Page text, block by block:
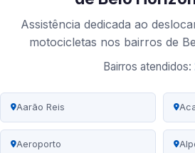
Assistência dedicada ao
motocicletas nos bairros de
Bairros atendidos:
Aarão Reis
Aeroporto